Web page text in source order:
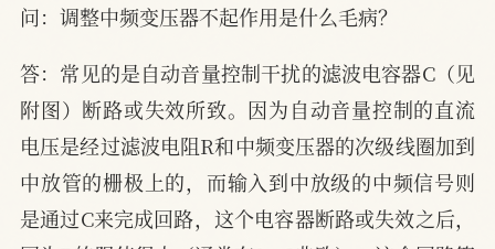
问：调整中频变压器不起作用是什么毛病？
答：常见的是自动音量控制干扰的滤波电容器C（见
附图）断路或失效所致。因为自动音量控制的直流
电压是经过滤波电阻R和中频变压器的次级线圈加到
中放管的栅极上的，而输入到中放级的中频信号则
是通过C来完成回路，这个电容器断路或失效之后，